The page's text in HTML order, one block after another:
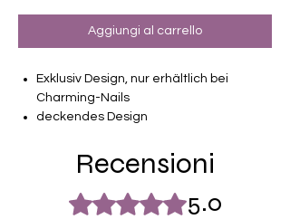
Aggiungi al carrello
Exklusiv Design, nur erhältlich bei
Charming-Nails
deckendes Design
von unterschiedlicher Grösse (8.4mm –
16.5mm)
Für alle Nägel geeignet
Halten bis zu 14 Tage
Recensioni
Valutazione 5 stelle su 5.
5.0